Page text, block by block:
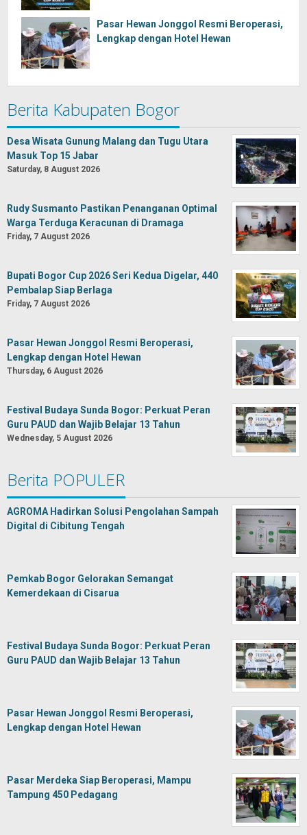
Pasar Hewan Jonggol Resmi Beroperasi,
Lengkap dengan Hotel Hewan
Berita Kabupaten Bogor
Desa Wisata Gunung Malang dan Tugu Utara
Masuk Top 15 Jabar
Saturday, 8 August 2026
Rudy Susmanto Pastikan Penanganan Optimal
Warga Terduga Keracunan di Dramaga
Friday, 7 August 2026
Bupati Bogor Cup 2026 Seri Kedua Digelar, 440
Pembalap Siap Berlaga
Friday, 7 August 2026
Pasar Hewan Jonggol Resmi Beroperasi,
Lengkap dengan Hotel Hewan
Thursday, 6 August 2026
Festival Budaya Sunda Bogor: Perkuat Peran
Guru PAUD dan Wajib Belajar 13 Tahun
Wednesday, 5 August 2026
Berita POPULER
AGROMA Hadirkan Solusi Pengolahan Sampah
Digital di Cibitung Tengah
Pemkab Bogor Gelorakan Semangat
Kemerdekaan di Cisarua
Festival Budaya Sunda Bogor: Perkuat Peran
Guru PAUD dan Wajib Belajar 13 Tahun
Pasar Hewan Jonggol Resmi Beroperasi,
Lengkap dengan Hotel Hewan
Pasar Merdeka Siap Beroperasi, Mampu
Tampung 450 Pedagang